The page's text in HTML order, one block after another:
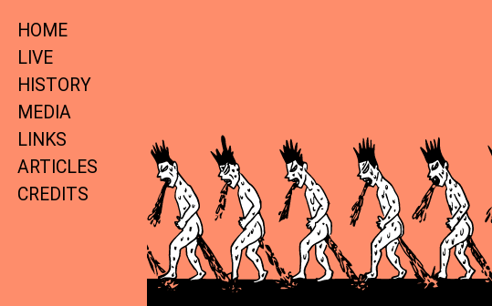
HOME
LIVE
HISTORY
MEDIA
LINKS
ARTICLES
CREDITS